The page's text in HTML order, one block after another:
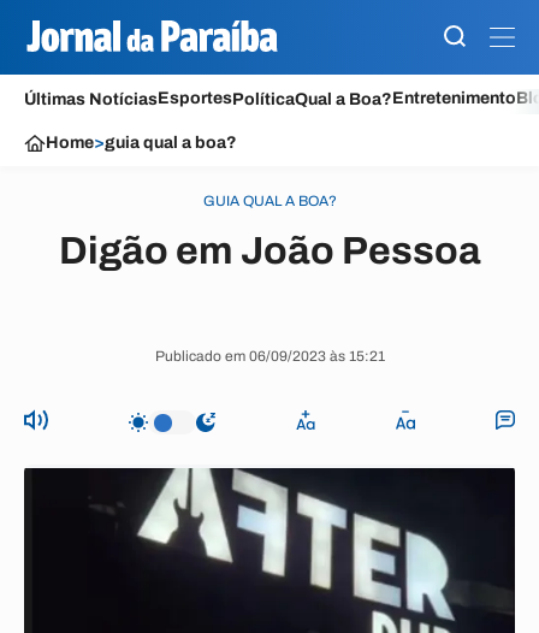
Últimas NotíciasEsportesPolíticaQual a Boa?Entretenimento
Home>guia qual a boa?
GUIA QUAL A BOA?
Digão em João Pessoa
Publicado em 06/09/2023 às 15:21